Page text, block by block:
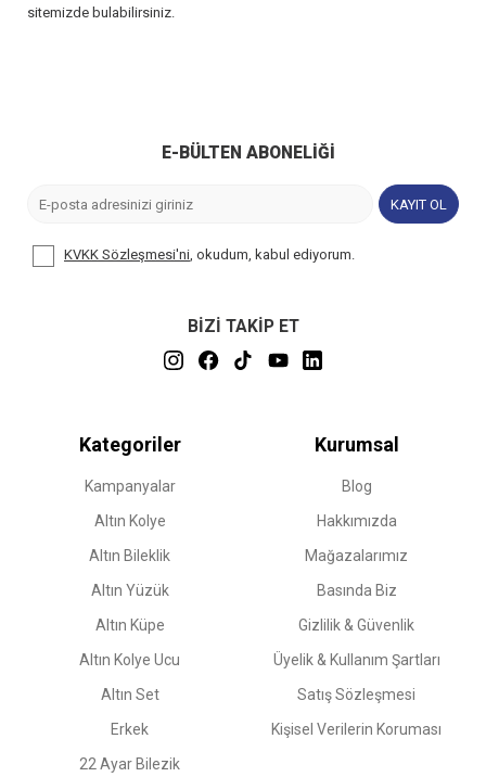
sitemizde bulabilirsiniz.
E-BÜLTEN ABONELIĞI
KAYIT OL
KVKK Sözleşmesi'ni, okudum, kabul ediyorum.
BİZİ TAKİP ET
Kategoriler
Kampanyalar
Altın Kolye
Altın Bileklik
Altın Yüzük
Altın Küpe
Altın Kolye Ucu
Altın Set
Erkek
22 Ayar Bilezik
Kurumsal
Blog
Hakkımızda
Mağazalarımız
Basında Biz
Gizlilik & Güvenlik
Üyelik & Kullanım Şartları
Satış Sözleşmesi
Kişisel Verilerin Koruması